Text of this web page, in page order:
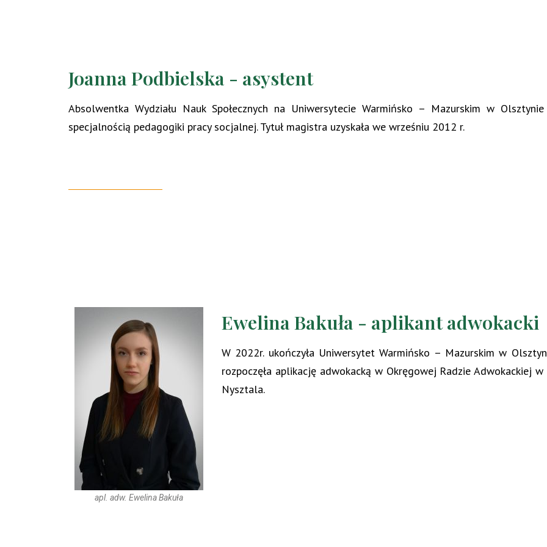
Joanna Podbielska - asystent
Absolwentka Wydziału Nauk Społecznych na Uniwersytecie Warmińsko – Mazurskim w
specjalnością pedagogiki pracy socjalnej. Tytuł magistra uzyskała we wrześniu 2012 r.
apl. adw. Ewelina Bakuła
Ewelina Bakuła - aplikant adwokacki
W 2022r. ukończyła Uniwersytet Warmińsko – Mazurskim w
rozpoczęła aplikację adwokacką w Okręgowej Radzie Adwokackiej
Nysztala.